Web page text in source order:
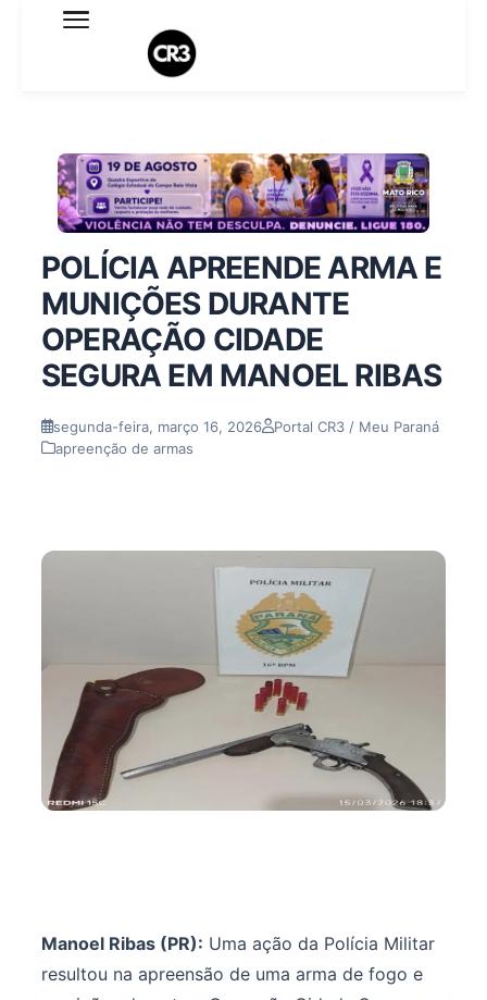
Expediente
Termo de Uso
Sobre o blog
POLÍCIA APREENDE ARMA E
MUNIÇÕES DURANTE
OPERAÇÃO CIDADE
SEGURA EM MANOEL RIBAS
segunda-feira, março 16, 2026
Portal CR3 / Meu Paraná
apreenção de armas
Manoel Ribas (PR): Uma ação da Polícia Militar
resultou na apreensão de uma arma de fogo e